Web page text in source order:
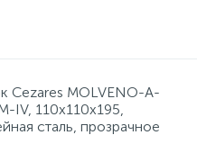
Cezares MOLVENO-A-
IV, 110х110х195,
сталь, прозрачное